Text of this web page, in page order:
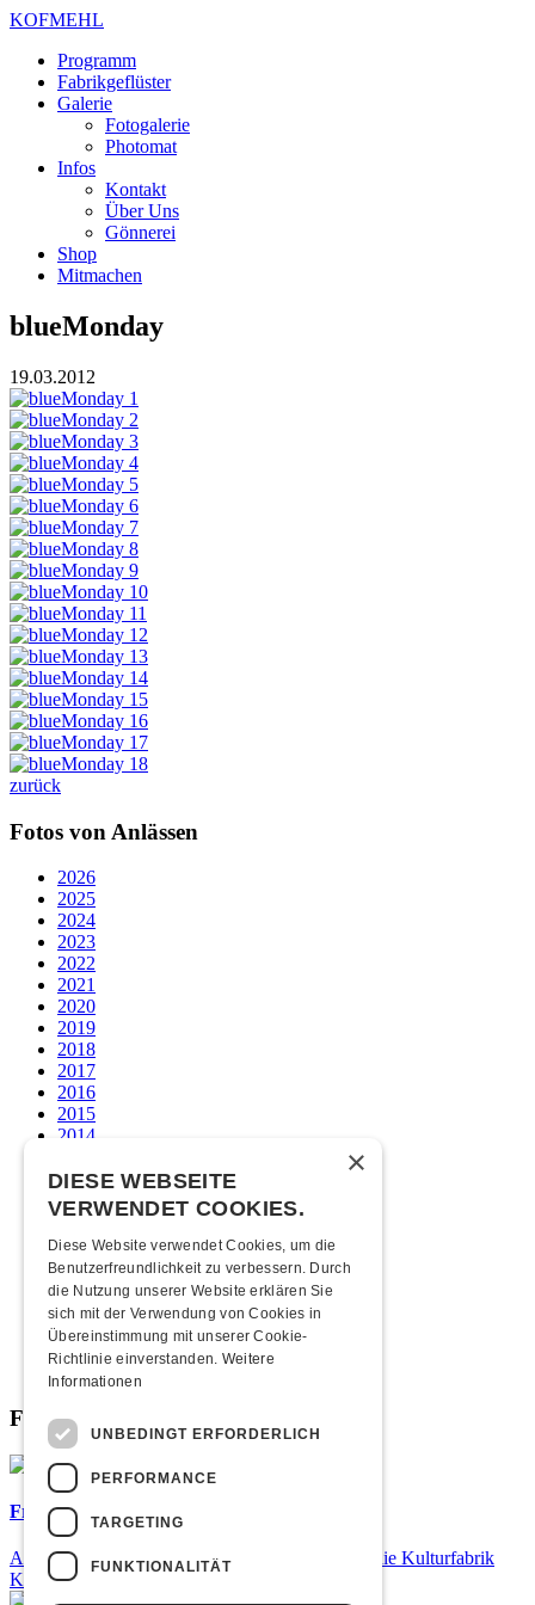
KOFMEHL
Programm
Fabrikgeflüster
Galerie
Fotogalerie
Photomat
Infos
Kontakt
Über Uns
Gönnerei
Shop
Mitmachen
blueMonday
19.03.2012
zurück
Fotos von Anlässen
2026
2025
2024
2023
2022
2021
2020
2019
2018
2017
2016
2015
2014
2012
2011
2010
2009
2008
2007
2006
2005
2004
2003
Fabrikgeflüster
Frisch bestätigt: Baschi
Am Samstag, 29. Januar 2027 kommt Baschi in die Kulturfabrik
Kofmehl!
×
DIESE WEBSEITE
VERWENDET COOKIES.
Diese Website verwendet Cookies, um die
Benutzerfreundlichkeit zu verbessern. Durch
die Nutzung unserer Website erklären Sie
sich mit der Verwendung von Cookies in
Übereinstimmung mit unserer Cookie-
Richtlinie einverstanden. Weitere
Informationen
UNBEDINGT ERFORDERLICH
PERFORMANCE
TARGETING
FUNKTIONALITÄT